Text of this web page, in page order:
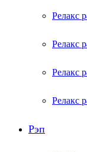
Релакс
Релакс
Релакс
Релакс
Рэп